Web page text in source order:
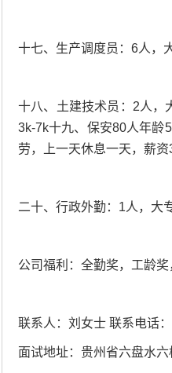
十七、生产调度员 ： 6人，
十八、土建技术员 ： 2人，
3k-7k十九、保安80人年龄
劳，上一天休息一天，薪
二十、行政外勤： 1人，大
公司福利：全勤奖，工龄
联系人：刘女士 联系电话
面试地址：贵州省六盘水